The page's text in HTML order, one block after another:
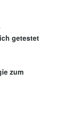
getestet
zum